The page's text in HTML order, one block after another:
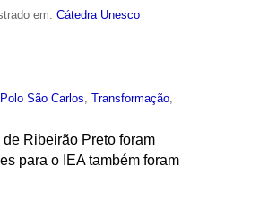
em:Cátedra Unesco
Polo São Carlos ,Transformação
Ribeirão Preto foram
para o IEA também foram